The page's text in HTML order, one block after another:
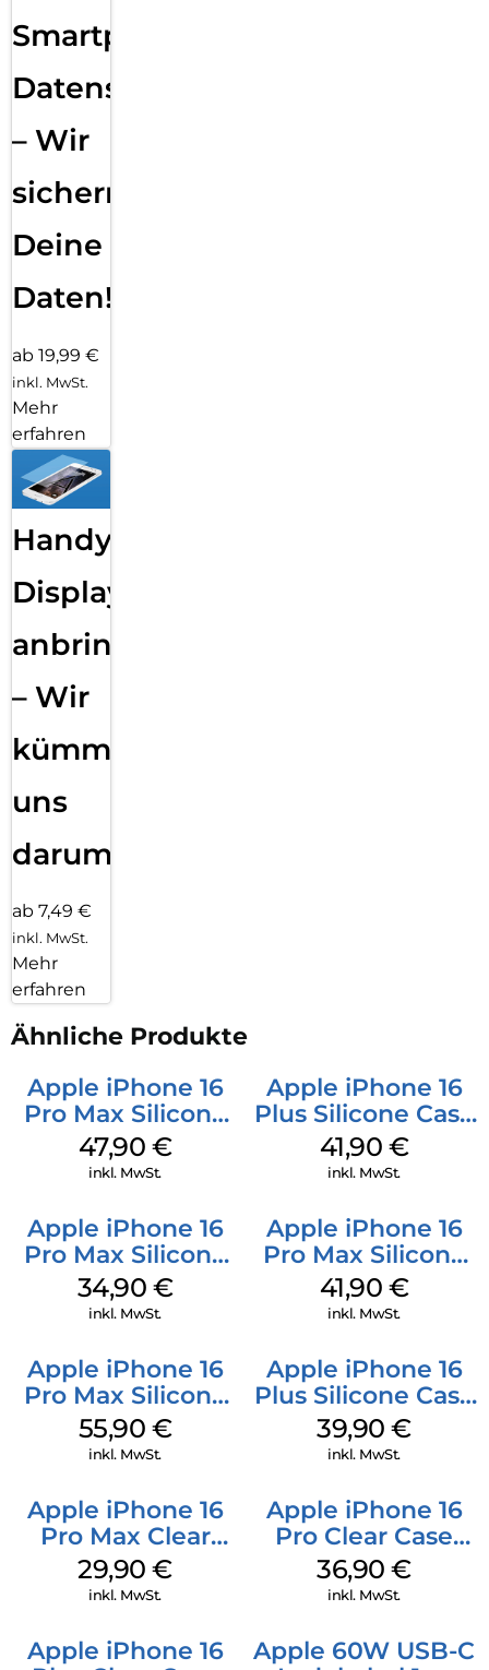
Smartphone
Datensicherung
– Wir
sichern
Deine
Daten!
ab 19,99 €
inkl. MwSt.
Mehr
erfahren
Handy
Displayfolie
anbringen
– Wir
kümmern
uns
darum!
ab 7,49 €
inkl. MwSt.
Mehr
erfahren
Ähnliche Produkte
Apple iPhone 16
Pro Max Silicone
Case MagSafe
Black
47,90 €
inkl. MwSt.
Apple iPhone 16
Plus Silicone Case
MagSafe Stone
Gray
41,90 €
inkl. MwSt.
Apple iPhone 16
Pro Max Silicone
Case MagSafe
Denim
34,90 €
inkl. MwSt.
Apple iPhone 16
Pro Max Silicone
Case MagSafe
Ultramarine
41,90 €
inkl. MwSt.
Apple iPhone 16
Pro Max Silicone
Case MagSafe
Stone Gray
55,90 €
inkl. MwSt.
Apple iPhone 16
Plus Silicone Case
MagSafe Plum
39,90€
inkl. MwSt.
Apple iPhone 16
Pro Max Clear
Case MagSafe
Transparent
29,90€
inkl. MwSt.
Apple iPhone 16
Pro Clear Case
MagSafe
Transparent
36,90€
inkl. MwSt.
Apple iPhone 16
Apple 60W USB-C